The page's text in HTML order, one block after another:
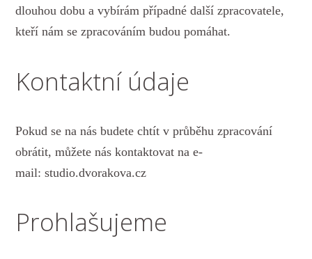
dlouhou dobu a vybírám případné další zpracovatele,
kteří nám se zpracováním budou pomáhat.
Kontaktní údaje
Pokud se na nás budete chtít v průběhu zpracování
obrátit, můžete nás kontaktovat na e-
mail: studio.dvorakova.cz
Prohlašujeme